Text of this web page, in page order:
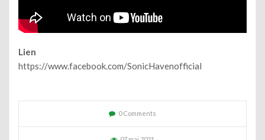
Lien
https://www.facebook.com/SonicHavenofficial
0 Comments